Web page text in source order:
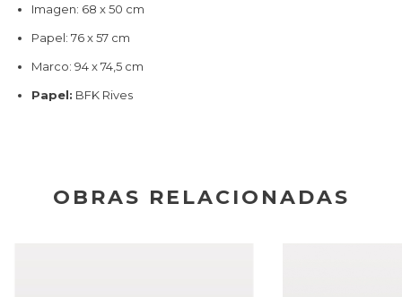
Imagen: 68 x 50 cm
Papel: 76 x 57 cm
Marco: 94 x 74,5 cm
Papel: BFK Rives
OBRAS RELACIONADAS